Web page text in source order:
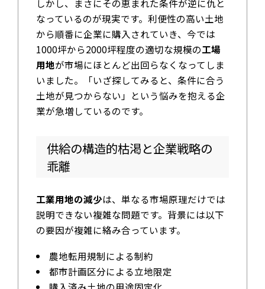
しかし、まさにその恵まれた条件が逆に仇と
なっているのが現実です。利便性の高い土地
から順番に企業に購入されていき、今では
1000坪から2000坪程度の適切な規模の工場
用地が市場にほとんど出回らなくなってしま
いました。「いざ探してみると、条件に合う
土地が見つからない」という悩みを抱える企
業が急増しているのです。
供給の構造的枯渇と企業戦略の
乖離
工業用地の減少は、単なる市場原理だけでは
説明できない複雑な問題です。背景には以下
の要因が複雑に絡み合っています。
農地転用規制による制約
都市計画区分による立地限定